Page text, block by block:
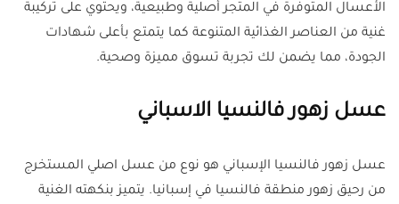
الأعسال المتوفرة في المتجر أصلية وطبيعية، ويحتوي على تركيبة
غنية من العناصر الغذائية المتنوعة كما يتمتع بأعلى شهادات
الجودة، مما يضمن لك تجربة تسوق مميزة وصحية.
عسل زهور فالنسيا الاسباني
عسل زهور فالنسيا الإسباني هو نوع من عسل اصلي المستخرج
من رحيق زهور منطقة فالنسيا في إسبانيا. يتميز بنكهته الغنية